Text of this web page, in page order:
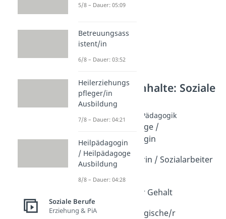
Weitere Inhalte: Soziale
Berufe
Sozialarbeit & Pädagogik
Sozialpädagoge /
Sozialpädagogin
Dauer: 04:19
Sozialarbeiterin / Sozialarbeiter
Ausbildung
Dauer: 04:28
Sozialarbeiter Gehalt
Dauer: 02:58
Sozialpädagogische/r
5/8 – Dauer: 05:09
Betreuungsass
istent/in
6/8 – Dauer: 03:52
Heilerziehungs
pfleger/in
Ausbildung
7/8 – Dauer: 04:21
Heilpädagogin
/ Heilpädagoge
Ausbildung
8/8 – Dauer: 04:28
Soziale Berufe
Erziehung & PiA